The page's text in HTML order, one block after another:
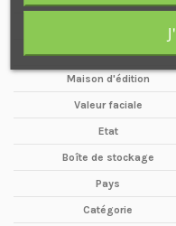
Périodicité
Maison d'édition
Valeur faciale
Etat
Boîte de stockage
Pays
Catégorie